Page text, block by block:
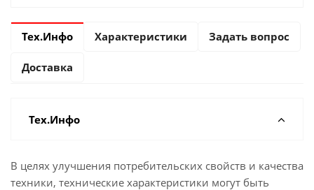
Тех.Инфо Характеристики Задать вопрос
Доставка
Тех.Инфо
В целях улучшения потребительских свойств и качества
техники, технические характеристики могут быть